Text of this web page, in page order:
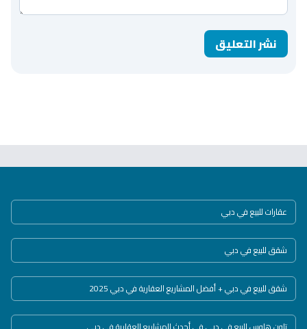
نشر التعليق
عقارات للبيع في دبي
شقق للبيع في دبي
شقق للبيع في دبي + أفضل المشاريع العقارية في دبي 2025